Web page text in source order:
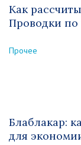
Как
Проводки по
Прочее
Блаблакар:
для